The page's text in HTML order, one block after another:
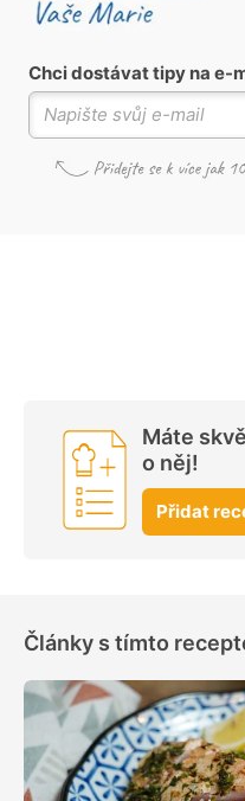
Chci dostávat tipy na e-
Máte
o něj!
Přidat
Články s tímto